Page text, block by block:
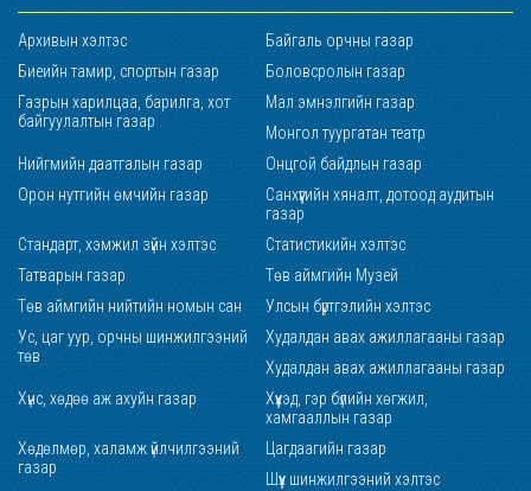
Архивын хэлтэс
Байгаль орчны газар
Биеийн тамир, спортын газар
Боловсролын газар
Газрын харилцаа, барилга, хот
байгуулалтын газар
Мал эмнэлгийн газар
Монгол туургатан театр
Нийгмийн даатгалын газар
Онцгой байдлын газар
Орон нутгийн өмчийн газар
Санхүүгийн хяналт, дотоод аудитын
газар
Стандарт, хэмжил зүйн хэлтэс
Статистикийн хэлтэс
Татварын газар
Төв аймгийн Музей
Төв аймгийн нийтийн номын сан
Улсын бүртгэлийн хэлтэс
Ус, цаг уур, орчны шинжилгээний
төв
Худалдан авах ажиллагааны газар
Худалдан авах ажиллагааны газар
Хүнс, хөдөө аж ахуйн газар
Хүүхэд, гэр бүлийн хөгжил,
хамгааллын газар
Хөдөлмөр, халамж үйлчилгээний
газар
Цагдаагийн газар
Шүүх шинжилгээний хэлтэс